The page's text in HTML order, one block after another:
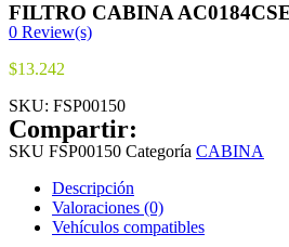
FILTRO CABINA
0 Review(s)
$13.242
SKU: FSP00150
Compartir:
SKU FSP00150 Categoría CABINA
Descripción
Valoraciones (0)
Vehículos compatibles